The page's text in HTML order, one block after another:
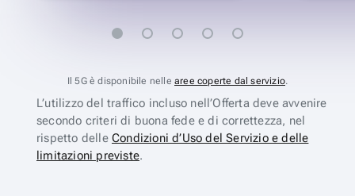
Il 5G è disponibile nelle aree coperte dal servizio.
L’utilizzo del traffico incluso nell’Offerta deve avvenire
secondo criteri di buona fede e di correttezza, nel
rispetto delle Condizioni d’Uso del Servizio e delle
limitazioni previste.